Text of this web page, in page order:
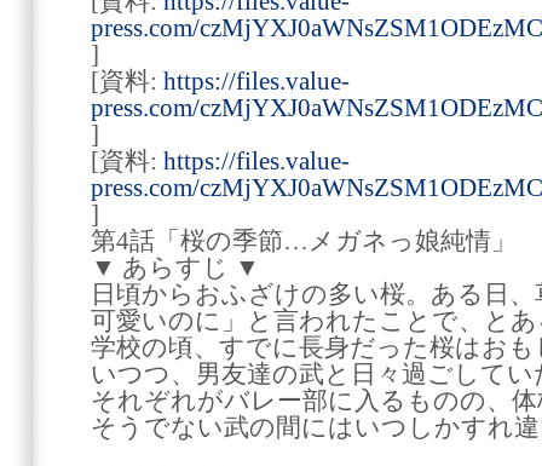
press.com/
]
[資料: https://files.value-
press.com/
]
[資料: https://files.value-
press.com/
]
第4話「桜の季節…メガネっ娘純情」
▼ あらすじ ▼
日頃からおふざけの多い桜。ある日
可愛いのに」と言われたことで、と
学校の頃、すでに長身だった桜はお
いつつ、男友達の武と日々過ごして
それぞれがバレー部に入るものの、
そうでない武の間にはいつしかすれ